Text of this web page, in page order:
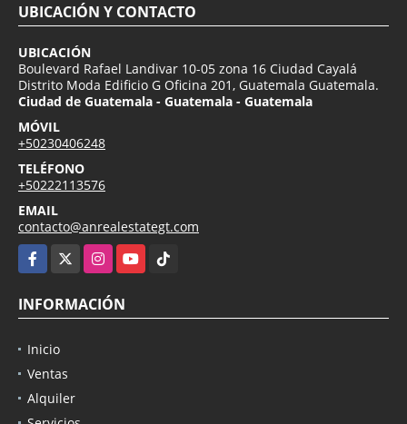
UBICACIÓN Y CONTACTO
UBICACIÓN
Boulevard Rafael Landivar 10-05 zona 16 Ciudad Cayalá
Distrito Moda Edificio G Oficina 201, Guatemala Guatemala.
Ciudad de Guatemala - Guatemala - Guatemala
MÓVIL
+50230406248
TELÉFONO
+50222113576
EMAIL
contacto@anrealestategt.com
Facebook
InstagramYouTubeTikTok
INFORMACIÓN
Inicio
Ventas
Alquiler